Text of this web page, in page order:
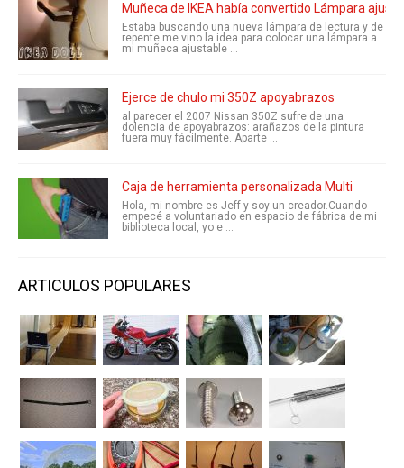
Muñeca de IKEA había convertido Lámpara
Estaba buscando una nueva lámpara de lectura y de
repente me vino la idea para colocar una lámpara a
mi muñeca ajustable ...
Ejerce de chulo mi 350Z apoyabrazos
al parecer el 2007 Nissan 350Z sufre de una
dolencia de apoyabrazos: arañazos de la pintura
fuera muy fácilmente. Aparte ...
Caja de herramienta personalizada Multi
Hola, mi nombre es Jeff y soy un creador.Cuando
empecé a voluntariado en espacio de fábrica de mi
biblioteca local, yo e ...
ARTICULOS POPULARES